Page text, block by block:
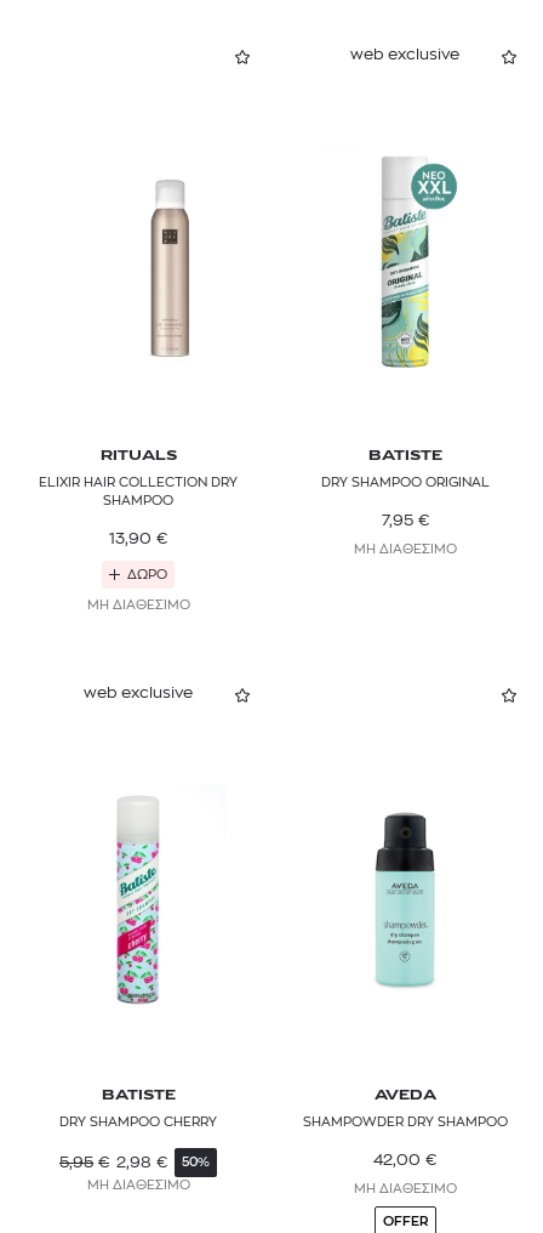
RITUALS
ELIXIR HAIR COLLECTION DRY
SHAMPOO
13,90 €
ΔΩΡΟ
ΜΗ ΔΙΑΘΕΣΙΜΟ
web exclusive
BATISTE
DRY SHAMPOO ORIGINAL
7,95 €
ΜΗ ΔΙΑΘΕΣΙΜΟ
web exclusive
BATISTE
DRY SHAMPOO CHERRY
5,95 € 2,98 € 50%
ΜΗ ΔΙΑΘΕΣΙΜΟ
AVEDA
SHAMPOWDER DRY SHAMPOO
42,00 €
ΜΗ ΔΙΑΘΕΣΙΜΟ
OFFER